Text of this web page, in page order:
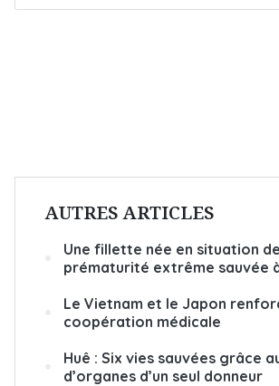
AUTRES ARTICLES
Une fillette née en situation de
prématurité extrême sauvée
Le Vietnam et le Japon
coopération médicale
Huê : Six vies sauvées grâce
d’organes d’un seul donneur